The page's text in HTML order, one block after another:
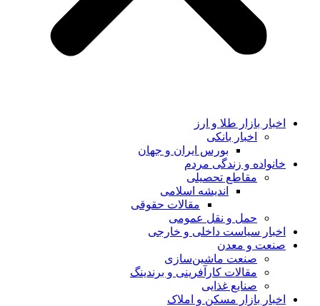
اخبار بازار طلا و ارز
اخبار بانکی
بورس ایران و جهان
خانواده و زندگی مردم
مقاطع تحصیلی
اندیشه اسلامی
مقالات حقوقی
حمل و نقل عمومی
اخبار سیاست داخلی و خارجی
صنعت و معدن
صنعت ماشین‌سازی
مقالات کارآفرینی و برندینگ
صنایع غذایی
اخبار بازار مسکن و املاک